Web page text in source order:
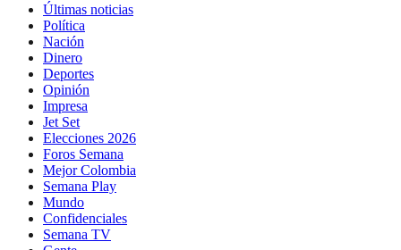
Últimas noticias
Política
Nación
Dinero
Deportes
Opinión
Impresa
Jet Set
Elecciones 2026
Foros Semana
Mejor Colombia
Semana Play
Mundo
Confidenciales
Semana TV